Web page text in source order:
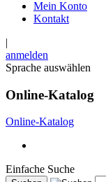
Mein Konto
Kontakt
|
anmelden
Sprache auswählen
Online-Katalog
Online-Katalog
Einfache Suche